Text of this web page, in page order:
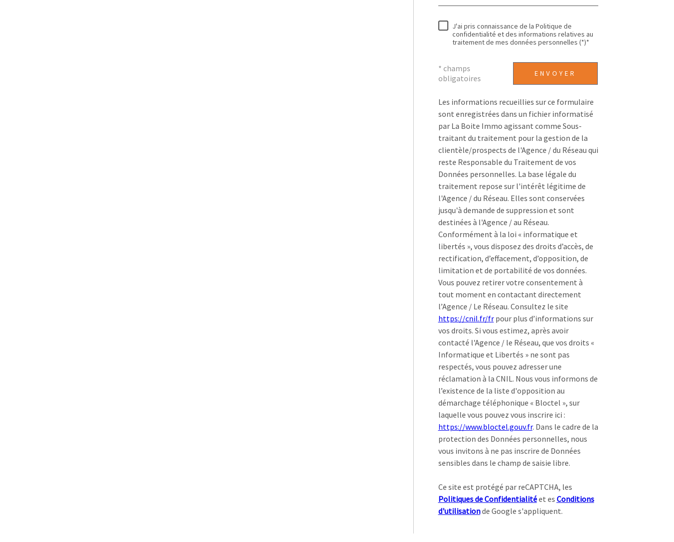
J'ai pris connaissance de la Politique de
confidentialité et des informations relatives au
traitement de mes données personnelles (*)*
* champs
obligatoires
ENVOYER
Les informations recueillies sur ce formulaire
sont enregistrées dans un fichier informatisé
par La Boite Immo agissant comme Sous-
traitant du traitement pour la gestion de la
clientèle/prospects de l'Agence / du Réseau qui
reste Responsable du Traitement de vos
Données personnelles. La base légale du
traitement repose sur l'intérêt légitime de
l'Agence / du Réseau. Elles sont conservées
jusqu'à demande de suppression et sont
destinées à l'Agence / au Réseau.
Conformément à la loi « informatique et
libertés », vous disposez des droits d’accès, de
rectification, d’effacement, d’opposition, de
limitation et de portabilité de vos données.
Vous pouvez retirer votre consentement à
tout moment en contactant directement
l’Agence / Le Réseau. Consultez le site
https://cnil.fr/frpour plus d’informations sur
vos droits. Si vous estimez, après avoir
contacté l'Agence / le Réseau, que vos droits «
Informatique et Libertés » ne sont pas
respectés, vous pouvez adresser une
réclamation à la CNIL. Nous vous informons de
l’existence de la liste d'opposition au
démarchage téléphonique « Bloctel », sur
laquelle vous pouvez vous inscrire ici :
https://www.bloctel.gouv.fr. Dans le cadre de la
protection des Données personnelles, nous
vous invitons à ne pas inscrire de Données
sensibles dans le champ de saisie libre.
Ce site est protégé par reCAPTCHA, les
Politiques de Confidentialitéet es Conditions
d'utilisationde Google s'appliquent.